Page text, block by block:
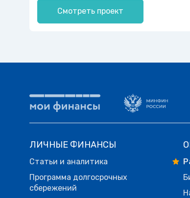
Смотреть проект
ЛИЧНЫЕ ФИНАНСЫ
Статьи и аналитика
Программа долгосрочных
сбережений